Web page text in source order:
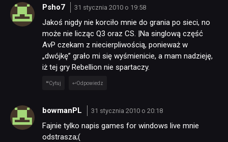
Psho7 31 stycznia 2010 o 19:58
Jakoś nigdy nie korciło mnie do grania po sieci, no
może nie licząc Q3 oraz CS. |Na singlową część
AvP czekam z niecierpliwością, ponieważ w
„dwójkę” grało mi się wyśmienicie, a mam nadzieję,
iż tej gry Rebellion nie spartaczy.
Cytuj Odpowiedz
bowmanPL 31 stycznia 2010 o 20:18
Fajnie tylko napis games for windows live mnie
odstrasza;(